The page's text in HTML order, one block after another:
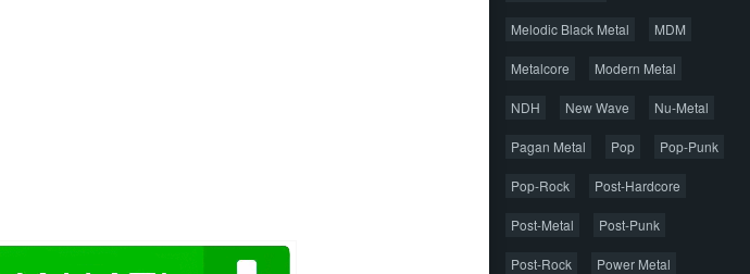
Melodic Black Metal MDM
Metalcore Modern Metal
NDH New Wave Nu-Metal
Pagan Metal Pop Pop-Punk
Pop-Rock Post-Hardcore
Post-Metal Post-Punk
Post-Rock Power Metal